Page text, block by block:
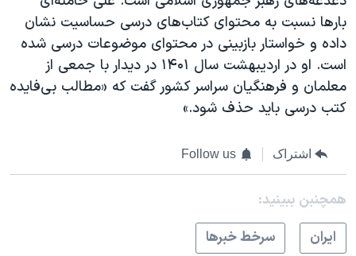
بارها نسبت به محتوای کتاب‌های درسی حساسیت نشان
داده و خواستار بازبینی در محتوای موضوعات درسی شده
است. او در اردیبهشت سال ۱۴۰۱ در دیدار با جمعی از
معلمان و فرهنگیان سراسر کشور گفت که «مطالب بی‌فایده
کتب درسی باید حذف شود.»
اشتراک Follow us
همچنبن ببینید:
ايران
سرخط خبرها